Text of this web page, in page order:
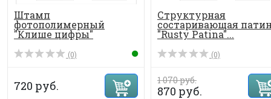
Штамп
фотополимерный
"Клише цифры"
10*8,5см.
(0)
720 руб.
Структурная
состаривающая
"Rusty Patina"...
(0)
1 070 руб.
870 руб.